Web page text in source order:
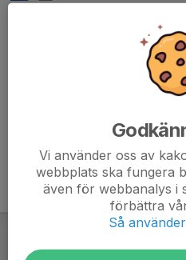
Vi använder oss av
webbplats ska fungera
även för webbanalys i
förbättra
Så